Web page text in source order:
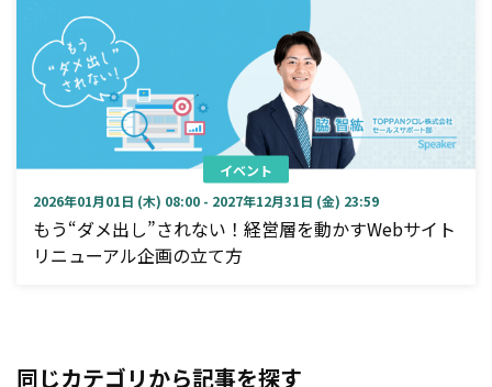
イベント
2026年01月01日 (木) 08:00 - 2027年12月31日 (金) 23:59
もう“ダメ出し”されない！経営層を動かすWebサイト
リニューアル企画の立て方
同じカテゴリから記事を探す